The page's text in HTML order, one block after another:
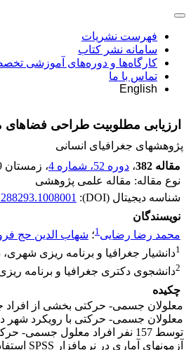
فهرست نشریات
سامانه نشر کتاب
کارگاه‌ها و دوره‌های آموزشی
تماس با ما
English
ارزیابی مطلوبیت طراحی
پژوهشهای جغرافیای انسانی
مقاله 382
، دوره 52، شماره 4 ، زمستان 1399
نوع مقاله: مقاله علمی پژوهشی
شناسه دیجیتال (DOI):
نویسندگان
محمد رضا رضایی1؛ شهاب الدین حج
1دانشیار جغرافیا و برنامه ‏ریزی شهری،
2دانشجوی دکتری جغرافیا و برنامه
چکیده
معلولان جسمی- حرکتی بخشی از افراد
معلولان جسمی- حرکتی با رویکرد شهر